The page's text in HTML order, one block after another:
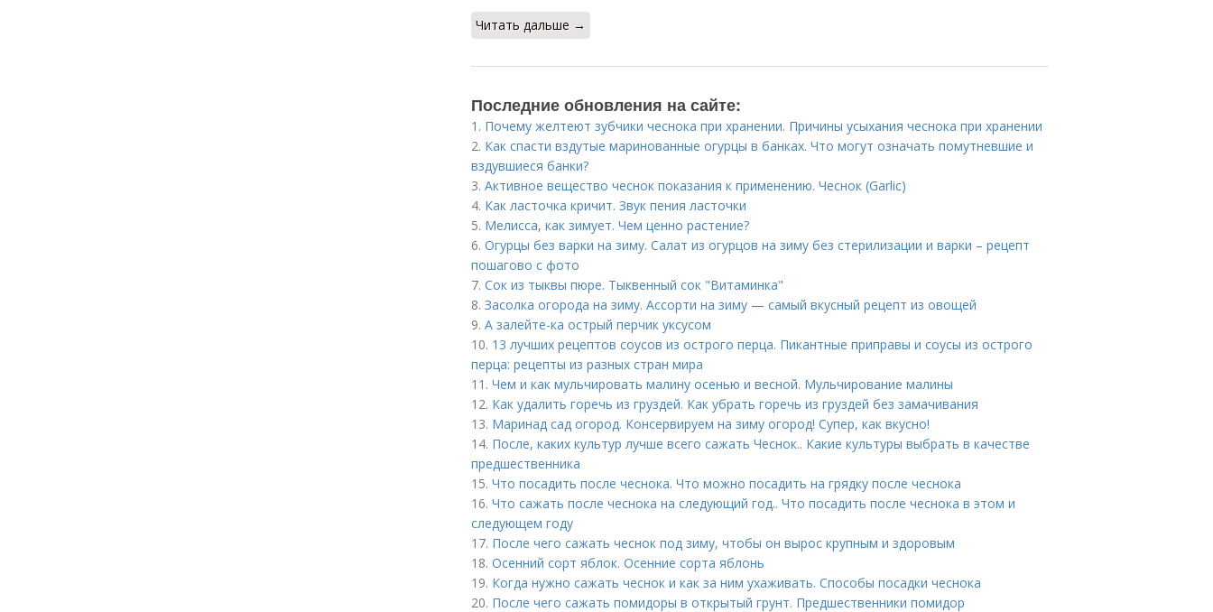
Читать дальше →
Последние обновления на сайте:
1. Почему желтеют зубчики чеснока при хранении. Причины усыхания чеснока при хранении
2. Как спасти вздутые маринованные огурцы в банках. Что могут означать помутневшие и
вздувшиеся банки?
3. Активное вещество чеснок показания к применению. Чеснок (Garlic)
4. Как ласточка кричит. Звук пения ласточки
5. Мелисса, как зимует. Чем ценно растение?
6. Огурцы без варки на зиму. Салат из огурцов на зиму без стерилизации и варки – рецепт
пошагово с фото
7. Сок из тыквы пюре. Тыквенный сок "Витаминка"
8. Засолка огорода на зиму. Ассорти на зиму — самый вкусный рецепт из овощей
9. А залейте-ка острый перчик уксусом
10. 13 лучших рецептов соусов из острого перца. Пикантные приправы и соусы из острого
перца: рецепты из разных стран мира
11. Чем и как мульчировать малину осенью и весной. Мульчирование малины
12. Как удалить горечь из груздей. Как убрать горечь из груздей без замачивания
13. Маринад сад огород. Консервируем на зиму огород! Супер, как вкусно!
14. После, каких культур лучше всего сажать Чеснок.. Какие культуры выбрать в качестве
предшественника
15. Что посадить после чеснока. Что можно посадить на грядку после чеснока
16. Что сажать после чеснока на следующий год.. Что посадить после чеснока в этом и
следующем году
17. После чего сажать чеснок под зиму, чтобы он вырос крупным и здоровым
18. Осенний сорт яблок. Осенние сорта яблонь
19. Когда нужно сажать чеснок и как за ним ухаживать. Способы посадки чеснока
20. После чего сажать помидоры в открытый грунт. Предшественники помидор